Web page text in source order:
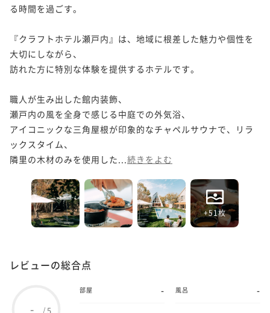
る時間を過ごす。
『クラフトホテル瀬戸内』は、地域に根差した魅力や個性を
大切にしながら、
訪れた方に特別な体験を提供するホテルです。
職人が生み出した館内装飾、
瀬戸内の風を全身で感じる中庭での外気浴、
アイコニックな三角屋根が印象的なチャペルサウナで、リラ
ックスタイム、
隣里の木材のみを使用した... 続きをよむ
+51枚
レビューの総合点
- /5
部屋 - 風呂 -